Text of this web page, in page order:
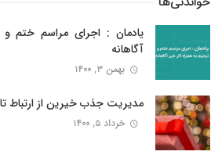
یادمان : اجرای مراسم ختم و
آگاهانه
بهمن ۳, ۱۴۰۰
مدیریت جذب خیرین از ارتباط
خرداد ۵, ۱۴۰۰